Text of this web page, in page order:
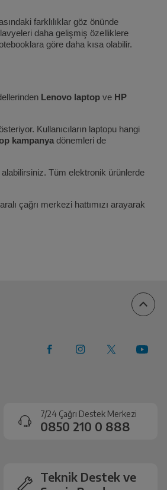
farklılıklar göz önünde
daha gelişmiş özelliklere
göre daha kısa olabilir.
Lenovo laptop ve HP
Kullanıcıların laptopu hangi
kampanya dönemleri de
Tüm elektronik ürünlerde
çağrı merkezi hattımızı arayarak
7/24 Çağrı Destek Merkezi
0850 210 0 888
Teknik Destek ve